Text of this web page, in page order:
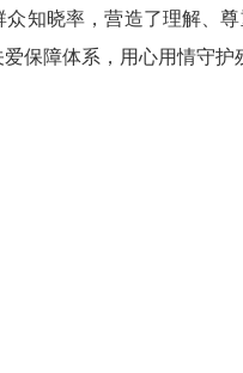
知晓率，营造了理解、
保障体系，用心用情守